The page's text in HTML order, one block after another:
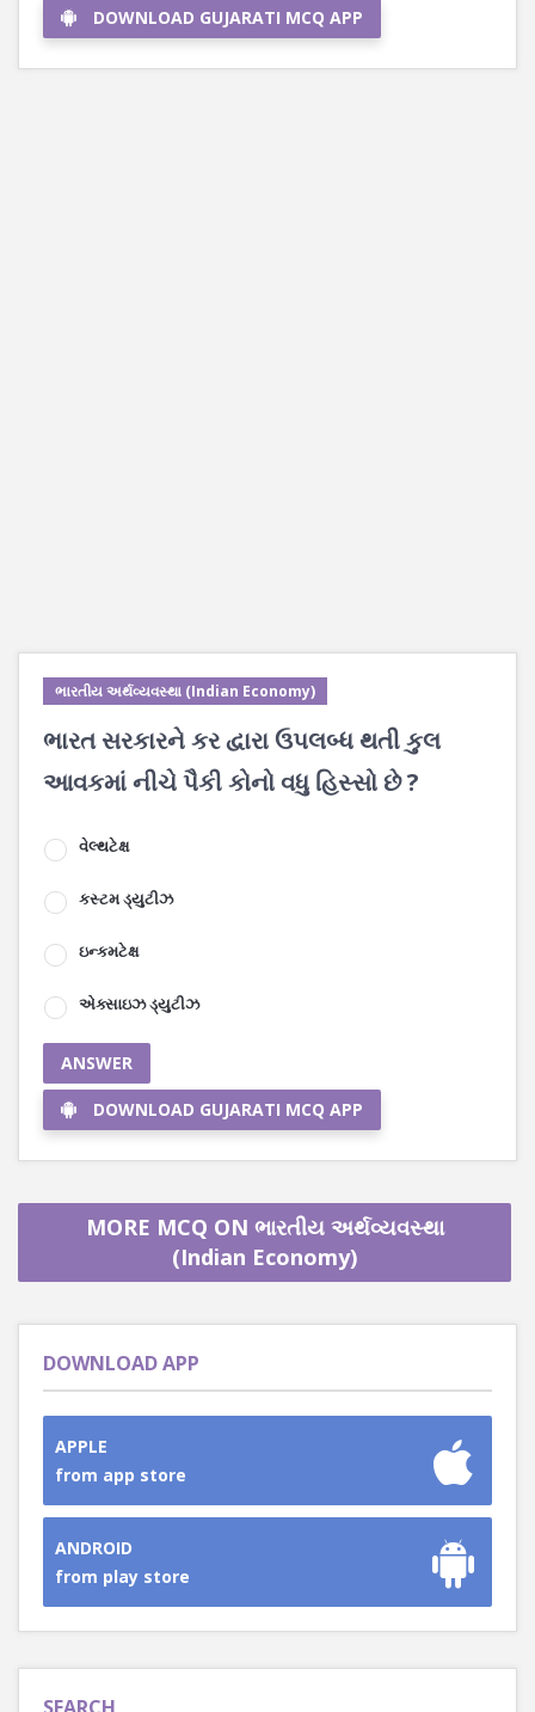
DOWNLOAD GUJARATI MCQ APP
ભારતીય અર્થવ્યવસ્થા (Indian Economy)
ભારત સરકારને કર દ્વારા ઉપલબ્ધ થતી કુલ
આવકમાં નીચે પૈકી કોનો વધુ હિસ્સો છે ?
વેલ્થટેક્ષ
કસ્ટમ ડ્યુટીઝ
ઇન્કમટેક્ષ
એક્સાઇઝ ડ્યુટીઝ
ANSWER
DOWNLOAD GUJARATI MCQ APP
MORE MCQ ON ભારતીય અર્થવ્યવસ્થા
(Indian Economy)
DOWNLOAD APP
APPLE
from app store
ANDROID
from play store